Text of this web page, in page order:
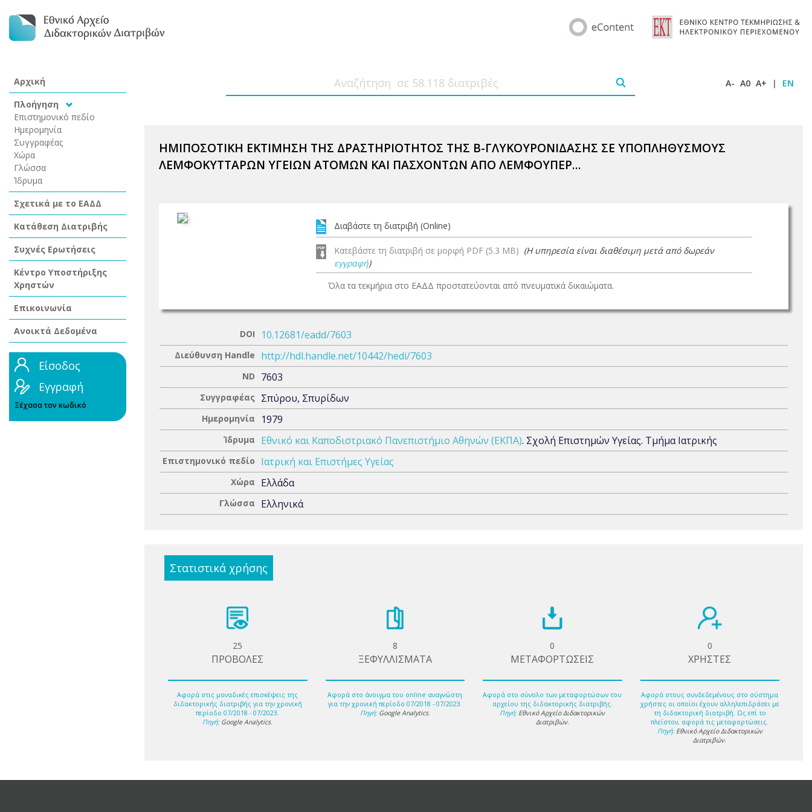
Αρχική
Πλοήγηση
Επιστημονικό πεδίο
Ημερομηνία
Συγγραφέας
Χώρα
Γλώσσα
Ίδρυμα
Σχετικά με το ΕΑΔΔ
Κατάθεση Διατριβής
Συχνές Ερωτήσεις
Κέντρο Υποστήριξης
Χρηστών
Επικοινωνία
Ανοικτά Δεδομένα
Είσοδος
Εγγραφή
Ξέχασα τον κωδικό
A- A0 A+ | EN
ΗΜΙΠΟΣΟΤΙΚΗ ΕΚΤΙΜΗΣΗ ΤΗΣ ΔΡΑΣΤΗΡΙΟΤΗΤΟΣ ΤΗΣ Β-ΓΛΥΚΟΥΡΟΝΙΔΑΣΗΣ ΣΕ ΥΠΟΠΛΗΘΥΣΜΟΥΣ
ΛΕΜΦΟΚΥΤΤΑΡΩΝ ΥΓΕΙΩΝ ΑΤΟΜΩΝ ΚΑΙ ΠΑΣΧΟΝΤΩΝ ΑΠΟ ΛΕΜΦΟΥΠΕΡ...
Διαβάστε τη διατριβή (Online)
Κατεβάστε τη διατριβή σε μορφή PDF (5.3 MB) (Η υπηρεσία είναι διαθέσιμη μετά από δωρεάν
εγγραφή)
Όλα τα τεκμήρια στο ΕΑΔΔ προστατεύονται από πνευματικά δικαιώματα.
DOI 10.12681/eadd/7603
Διεύθυνση Handle http://hdl.handle.net/10442/hedi/7603
ND 7603
Συγγραφέας Σπύρου, Σπυρίδων
Ημερομηνία 1979
Ίδρυμα Εθνικό και Καποδιστριακό Πανεπιστήμιο Αθηνών (ΕΚΠΑ). Σχολή Επιστημών Υγείας. Τμήμα Ιατρικής
Επιστημονικό πεδίο Ιατρική και Επιστήμες Υγείας
Χώρα Ελλάδα
Γλώσσα Ελληνικά
Στατιστικά χρήσης
25
ΠΡΟΒΟΛΕΣ
Αφορά στις μοναδικές επισκέψεις της
διδακτορικής διατριβής για την χρονική
περίοδο 07/2018 - 07/2023.
Πηγή: Google Analytics.
8
ΞΕΦΥΛΛΙΣΜΑΤΑ
Αφορά στο άνοιγμα του online αναγνώστη
για την χρονική περίοδο 07/2018 - 07/2023.
Πηγή: Google Analytics.
0
ΜΕΤΑΦΟΡΤΩΣΕΙΣ
Αφορά στο σύνολο των μεταφορτώσων του
αρχείου της διδακτορικής διατριβής.
Πηγή: Εθνικό Αρχείο Διδακτορικών
Διατριβών.
0
ΧΡΗΣΤΕΣ
Αφορά στους συνδεδεμένους στο σύστημα
χρήστες οι οποίοι έχουν αλληλεπιδράσει με
τη διδακτορική διατριβή. Ως επί το
πλείστον, αφορά τις μεταφορτώσεις.
Πηγή: Εθνικό Αρχείο Διδακτορικών
Διατριβών.